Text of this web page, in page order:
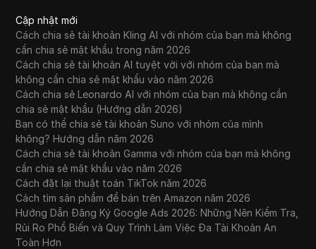
Cập nhật mới
Cách chia sẻ tài khoản Kling AI với nhóm của bạn mà không
cần chia sẻ mật khẩu trong năm 2026
Cách chia sẻ tài khoản AI tuyệt vời với nhóm của bạn mà
không cần chia sẻ mật khẩu vào năm 2026
Cách chia sẻ Leonardo AI với nhóm của bạn mà không cần
chia sẻ mật khẩu (Hướng dẫn 2026)
Bạn có thể chia sẻ tài khoản Suno với nhóm của mình
không? Hướng dẫn năm 2026
Cách chia sẻ tài khoản Gamma với nhóm của bạn mà không
cần chia sẻ mật khẩu vào năm 2026
Cách đặt lại thuật toán TikTok năm 2026
Cách tìm sản phẩm để bán trên Amazon năm 2026
Hướng Dẫn Đăng Ký Google Ads 2026: Những Nên Kiểm Tra,
Rủi Ro Phổ Biến và Quy Trình Làm Việc Đa Tài Khoản An
Toàn Hơn